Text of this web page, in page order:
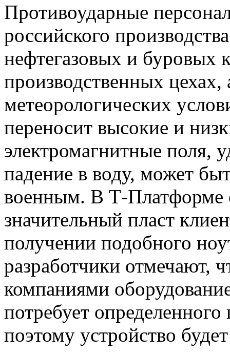
Противоударные
российского
нефтегазовых и буровых
производственных
метеорологических
переносит высокие и
электромагнитные поля,
падение в воду, может
военным. В Т-Платформе
значительный пласт
получении подобного
разработчики отмечают,
компаниями
потребует
поэтому устройство